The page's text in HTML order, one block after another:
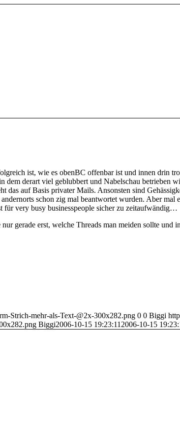
ist, wie es obenBC offenbar ist und innen drin
derart viel geblubbert und Nabelschau betrieben
das auf Basis privater Mails. Ansonsten sind
schon zig mal beantwortet wurden. Aber mal
very busy businesspeople sicher zu zeitaufwändig…
gerade erst, welche Threads man meiden sollte und
Strich-mehr-als-Text-@2x-300x282.png 0 0 Biggi
Biggi2006-10-15 19:23:11 2006-10-15